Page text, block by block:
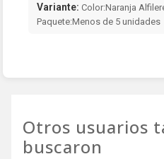
Variante: Color:Naranja
Paquete:Menos de 5 unidades
Otros usuarios
buscaron